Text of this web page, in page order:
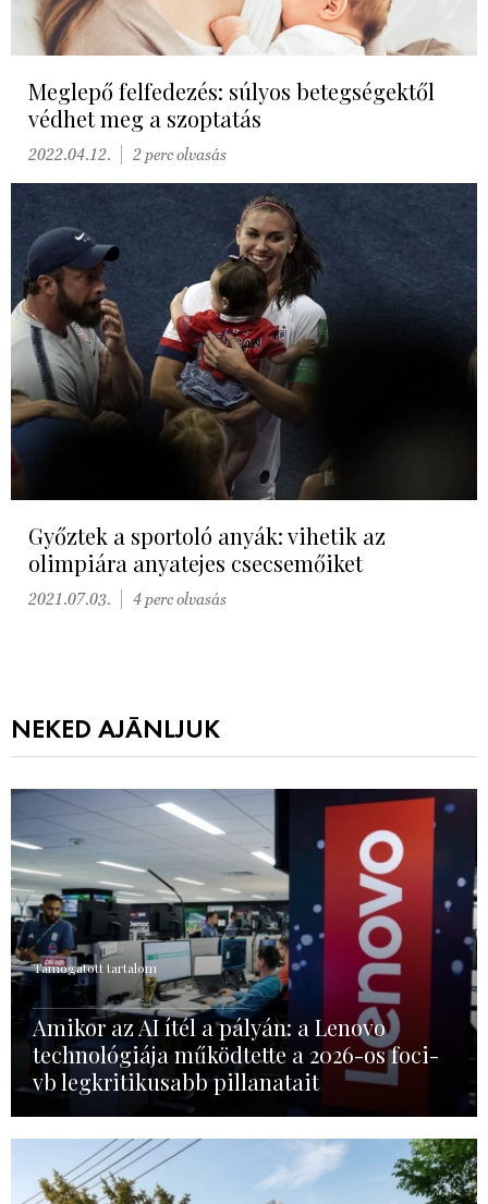
Meglepő felfedezés: súlyos betegségektől
védhet meg a szoptatás
2022.04.12. 2 perc olvasás
Győztek a sportoló anyák: vihetik az
olimpiára anyatejes csecsemőiket
2021.07.03. 4 perc olvasás
NEKED AJÁNLJUK
Támogatott tartalom
Amikor az AI ítél a pályán: a Lenovo
technológiája működtette a 2026-os foci-
vb legkritikusabb pillanatait